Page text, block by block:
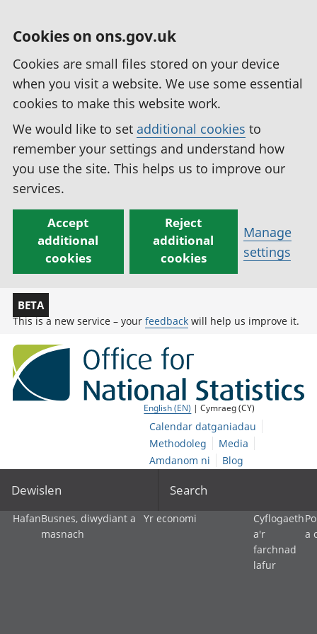
Cookies on ons.gov.uk
Cookies are small files stored on your device
when you visit a website. We use some essential
cookies to make this website work.
We would like to set additional cookies to
remember your settings and understand how
you use the site. This helps us to improve our
services.
Accept
additional
cookies
Reject
additional
cookies
Manage
settings
BETA
This is a new service – your feedback will help us improve it.
English (EN) | Cymraeg (CY)
Calendar datganiadau
Methodoleg
Media
Amdanom ni
Blog
Dewislen Search
HafanBusnes, diwydiant a
masnach
Yr economi
Cyflogaeth
a'r
farchnad
lafur
a